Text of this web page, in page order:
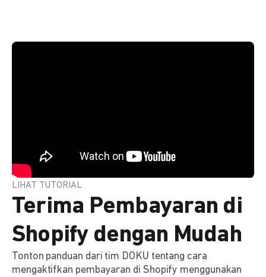
LIHAT TUTORIAL
Terima Pembayaran di
Shopify dengan Mudah
Tonton panduan dari tim DOKU tentang cara
mengaktifkan pembayaran di Shopify menggunakan